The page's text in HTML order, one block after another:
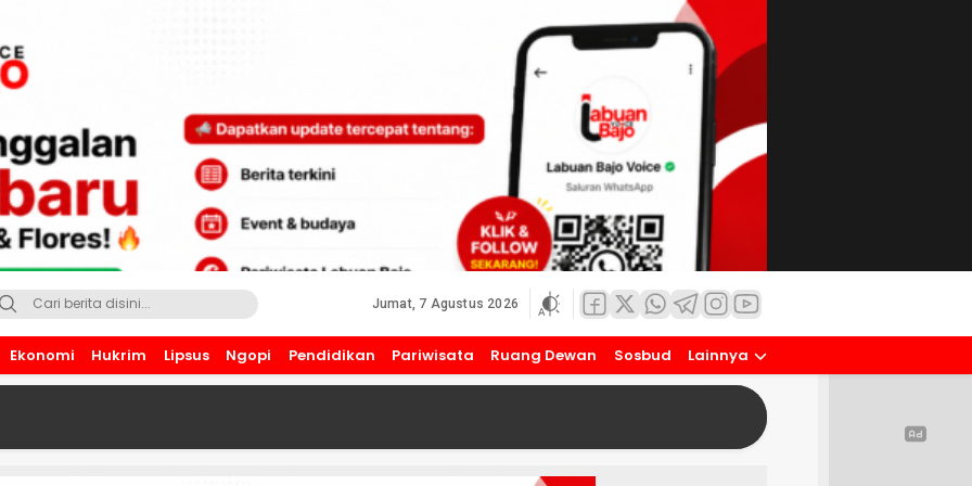
Jumat, 7 Agustus 2026
Ekonomi Hukrim Lipsus Ngopi Pendidikan Pariwisata Ruang Dewan Sosbud Lainnya